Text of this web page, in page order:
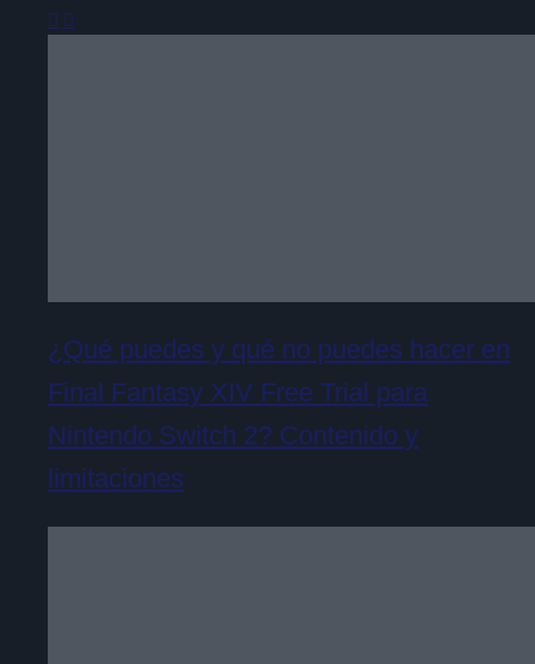
¿Qué puedes y qué no puedes hacer en
Final Fantasy XIV Free Trial para
Nintendo Switch 2? Contenido y
limitaciones